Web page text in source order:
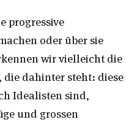
progressive
oder über sie
wir vielleicht die
dahinter steht: diese
Idealisten sind,
und grossen